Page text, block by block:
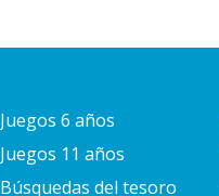
Juegos 6 años
Juegos 11 años
Búsquedas del tesoro